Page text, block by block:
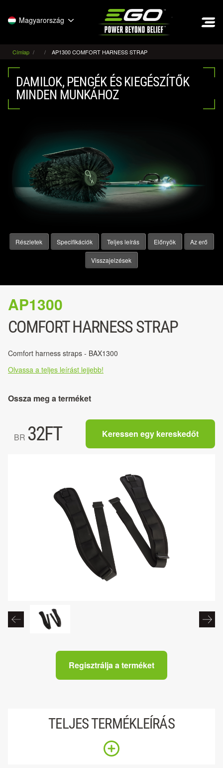
Magyarország
Címlap AP1300 COMFORT HARNESS STRAP
DAMILOK, PENGÉK ÉS KIEGÉSZÍTŐK
MINDEN MUNKÁHOZ
Részletek Specifikációk Teljes leírás Előnyök Az erő
Visszajelzések
Regisztrálja a terméket
AP1300
COMFORT HARNESS STRAP
Comfort harness straps - BAX1300
Olvassa a teljes leírást lejjebb!
Ossza meg a terméket
BR 32FT Keressen egy kereskedőt
TELJES TERMÉKLEÍRÁS